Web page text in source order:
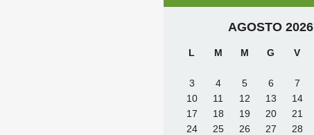
AGOSTO 2026
L M M G V
3
4 5 6 7
10
11 12 13 14
17
18 19 20 21
24
25 26 27 28